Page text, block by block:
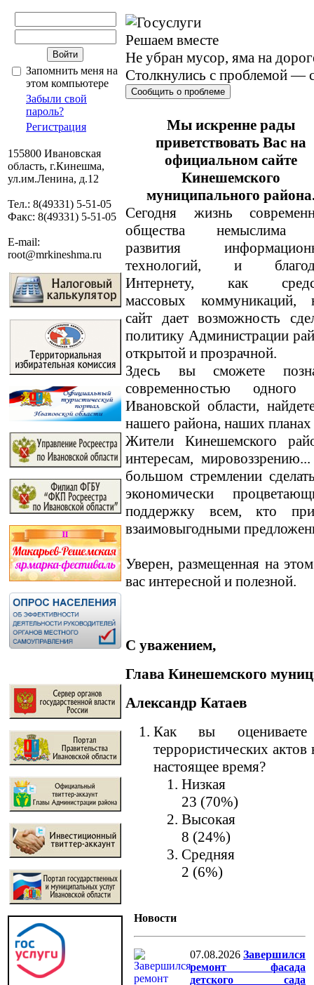
Запомнить меня на
этом компьютере
Забыли свой
пароль?
Регистрация
155800 Ивановская
область, г.Кинешма,
ул.им.Ленина, д.12
Тел.: 8(49331) 5-51-05
Факс: 8(49331) 5-51-05
E-mail:
root@mrkineshma.ru
Решаем вместе
Не убран мусор, яма на
Столкнулись с проблемой —
Сообщить о проблеме
Мы искренне рады
приветствовать Вас на
официальном сайте
Кинешемского
муниципального
Сегодня жизнь
общества немыслима
развития
технологий, и
Интернету, как
массовых коммуникаций,
сайт дает возможность
политику Администрации
открытой и прозрачной.
Здесь вы сможете
современностью
Ивановской области,
нашего района, наших
Жители Кинешемского
интересам,
большом стремлении
экономически
поддержку всем, кто
взаимовыгодными
Уверен, размещенная на
вас интересной и полезной.
С уважением,
Глава Кинешемского
Александр Катаев
Как вы оцениваете
террористических
настоящее время?
Низкая
23 (70%)
Высокая
8 (24%)
Средняя
2 (6%)
Новости
07.08.2026 Завершился
ремонт фасада
детского сада